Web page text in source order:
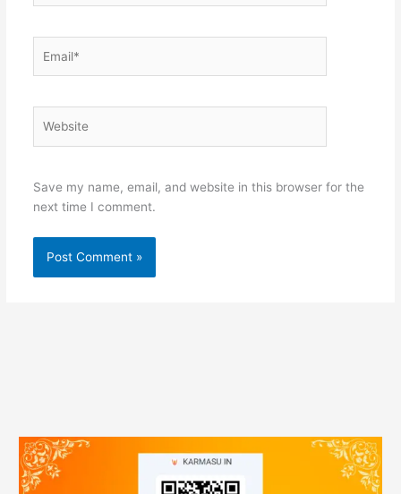
Save my name, email, and website in this browser for the
next time I comment.